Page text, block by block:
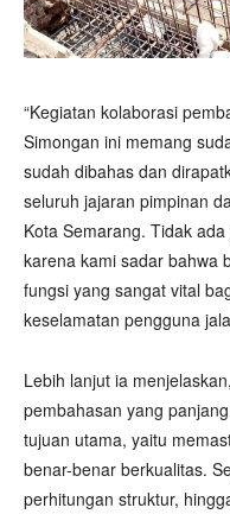
“Kegiatan kolaborasi
Simongan ini memang
sudah dibahas dan
seluruh jajaran pimpinan
Kota Semarang. Tidak
karena kami sadar bahwa
fungsi yang sangat vital
keselamatan pengguna
Lebih lanjut ia
pembahasan yang
tujuan utama, yaitu
benar-benar berkualitas.
perhitungan struktur,